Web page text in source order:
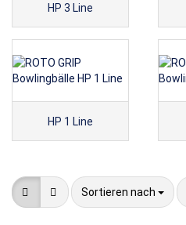
HP 3 Line
HP 1 Line
Sortieren nach
Sortieren nach